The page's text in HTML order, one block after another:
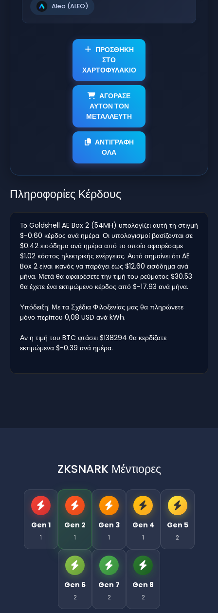
Aleo (ALEO)
ΠΡΟΣΘΗΚΗ
ΣΤΟ
ΧΑΡΤΟΦΥΛΑΚΙΟ
ΑΓΟΡΑΣΕ
ΑΥΤΟΝ ΤΟΝ
ΜΕΤΑΛΛΕΥΤΗ
ΑΝΤΙΓΡΑΦΗ
ΟΛΑ
Πληροφορίες Κέρδους
Το Goldshell AE Box 2 (54MH) υπολογίζει αυτή τη στιγμή
$-0.60 κέρδος ανά ημέρα. Οι υπολογισμοί βασίζονται σε
$0.42 εισόδημα ανά ημέρα από το οποίο αφαιρέσαμε
$1.02 κόστος ηλεκτρικής ενέργειας. Αυτό σημαίνει ότι AE
Box 2 είναι ικανός να παράγει έως $12.60 εισόδημα ανά
μήνα. Μετά θα αφαιρέσετε την τιμή του ρεύματος $30.53
θα έχετε ένα εκτιμώμενο κέρδος από $-17.93 ανά μήνα.
Υπόδειξη: Με τα Σχέδια Φιλοξενίας μας θα πληρώνετε
μόνο περίπου 0,08 USD ανά kWh.
Αν η τιμή του BTC φτάσει $138294 θα κερδίζατε
εκτιμώμενα $-0.39 ανά ημέρα.
ZKSNARK Μέντιορες
Gen 1
1
Gen 2
1
Gen 3
1
Gen 4
1
Gen 5
2
Gen 6
2
Gen 7
2
Gen 8
2